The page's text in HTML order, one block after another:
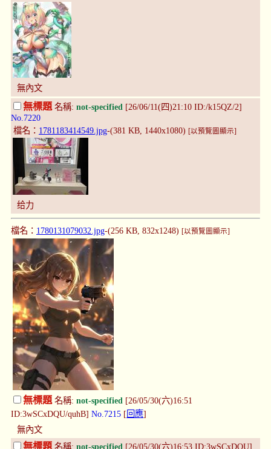
無內文
無標題 名稱: not-specified [26/06/11(四)21:10 ID:/k15QZ/2]
No.7220
檔名： 1781183414549.jpg-(381 KB, 1440x1080) [以預覽圖顯示]
给力
檔名： 1780131079032.jpg-(256 KB, 832x1248) [以預覽圖顯示]
無標題名稱: not-specified [26/05/30(六)16:51
ID:3wSCxDQU/quhB] No.7215 [ 回應]
無內文
無標題 名稱: not-specified [26/05/30(六)16:53 ID:3wSCxDQU]